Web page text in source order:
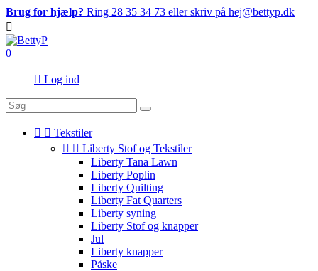
Brug for hjælp? Ring 28 35 34 73 eller skriv på hej@bettyp.dk

0
 Log ind
  Tekstiler
  Liberty Stof og Tekstiler
Liberty Tana Lawn
Liberty Poplin
Liberty Quilting
Liberty Fat Quarters
Liberty syning
Liberty Stof og knapper
Jul
Liberty knapper
Påske